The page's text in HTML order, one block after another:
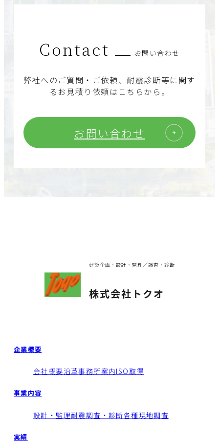
Contact お問い合わせ
弊社へのご質問・ご依頼、耐震診断等に関す
るお見積り依頼はこちらから。
お問い合わせ
建築企画・設計・監理／調査・診断
株式会社トクオ
企業概要
会社概要沿革事務所案内ISO取得
事業内容
設計・監理耐震調査・診断各種現地調査
実績